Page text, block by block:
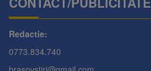
Redactie:
0773.834.740